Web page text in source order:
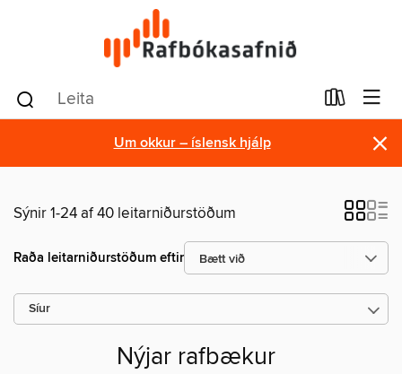
Um okkur – íslensk hjálp ×
Sýnir 1-24 af 40 leitarniðurstöðum
Raða leitarniðurstöðum eftir
Síur
Nýjar rafbækur